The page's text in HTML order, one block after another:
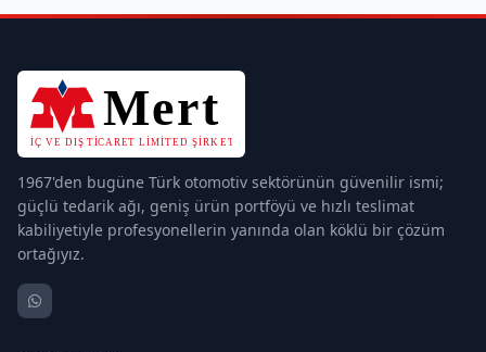
1967'den bugüne Türk otomotiv sektörünün güvenilir ismi;
güçlü tedarik ağı, geniş ürün portföyü ve hızlı teslimat
kabiliyetiyle profesyonellerin yanında olan köklü bir çözüm
ortağıyız.